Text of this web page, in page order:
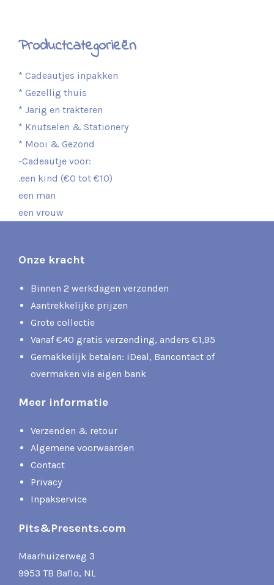
Productcategorieën
* Cadeautjes inpakken
* Gezellig thuis
* Jarig en trakteren
* Knutselen & Stationery
* Mooi & Gezond
-Cadeautje voor:
.een kind (€0 tot €10)
een man
een vrouw
Onze kracht
Binnen 2 werkdagen verzonden
Aantrekkelijke prijzen
Grote collectie
Vanaf €40 gratis verzending, anders €1,95
Gemakkelijk betalen: iDeal, Bancontact of
overmaken via eigen bank
Meer informatie
Verzenden & retour
Algemene voorwaarden
Contact
Privacy
Inpakservice
Pits&Presents.com
Maarhuizerweg 3
9953 TB Baflo, NL